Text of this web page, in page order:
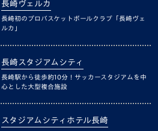
長崎ヴェルカ
長崎初のプロバスケットボールクラブ「長崎ヴェ
ルカ」
長崎スタジアムシティ
長崎駅から徒歩約10分！サッカースタジアムを中
心とした大型複合施設
スタジアムシティホテル長崎